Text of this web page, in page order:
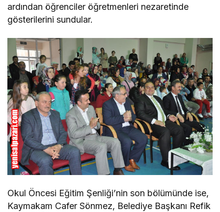
ardından öğrenciler öğretmenleri nezaretinde
gösterilerini sundular.
Okul Öncesi Eğitim Şenliği’nin son bölümünde ise,
Kaymakam Cafer Sönmez, Belediye Başkanı Refik